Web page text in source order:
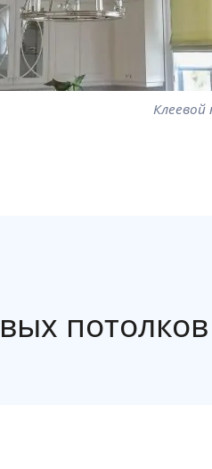
Клеевой
потолков